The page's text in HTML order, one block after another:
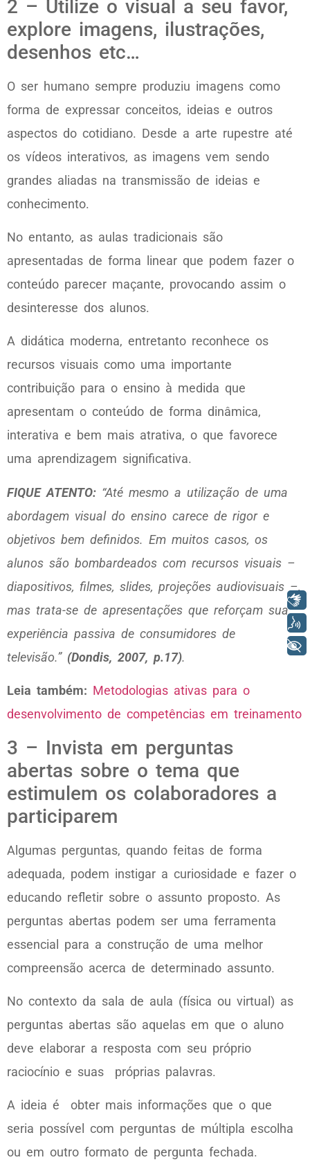
2 – Utilize o visual a seu favor,
explore imagens, ilustrações,
desenhos etc…
O ser humano sempre produziu imagens como
forma de expressar conceitos, ideias e outros
aspectos do cotidiano. Desde a arte rupestre até
os vídeos interativos, as imagens vem sendo
grandes aliadas na transmissão de ideias e
conhecimento.
No entanto, as aulas tradicionais são
apresentadas de forma linear que podem fazer o
conteúdo parecer maçante, provocando assim o
desinteresse dos alunos.
A didática moderna, entretanto reconhece os
recursos visuais como uma importante
contribuição para o ensino à medida que
apresentam o conteúdo de forma dinâmica,
interativa e bem mais atrativa, o que favorece
uma aprendizagem significativa.
FIQUE ATENTO: “Até mesmo a utilização de uma
abordagem visual do ensino carece de rigor e
objetivos bem definidos. Em muitos casos, os
alunos são bombardeados com recursos visuais –
diapositivos, filmes, slides, projeções audiovisuais –,
mas trata-se de apresentações que reforçam sua
experiência passiva de consumidores de
televisão.”(Dondis, 2007, p.17).
Leia também: Metodologias ativas para o
desenvolvimento de competências em treinamento
3 – Invista em perguntas
abertas sobre o tema que
estimulem os colaboradores a
participarem
Algumas perguntas, quando feitas de forma
adequada, podem instigar a curiosidade e fazer o
educando refletir sobre o assunto proposto. As
perguntas abertas podem ser uma ferramenta
essencial para a construção de uma melhor
compreensão acerca de determinado assunto.
No contexto da sala de aula (física ou virtual) as
perguntas abertas são aquelas em que o aluno
deve elaborar a resposta com seu próprio
raciocínio e suas próprias palavras.
A ideia é obter mais informações que o que
seria possível com perguntas de múltipla escolha
ou em outro formato de pergunta fechada.